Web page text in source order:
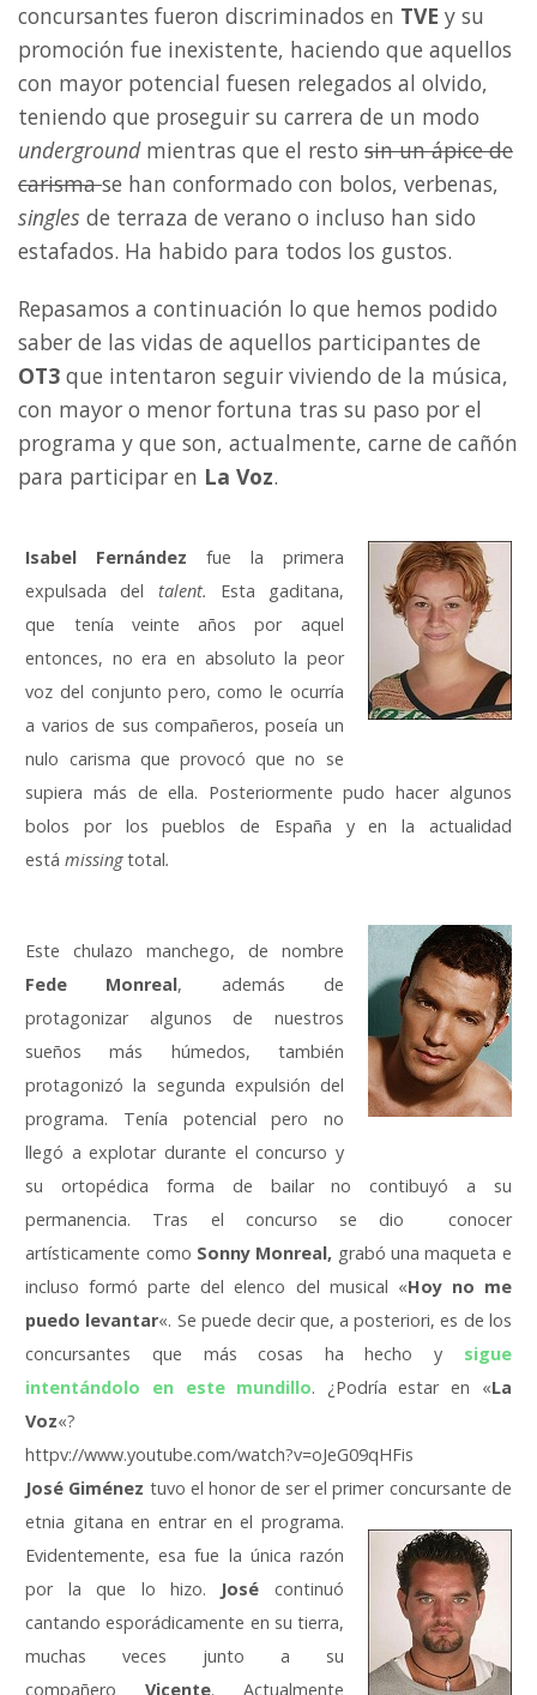
concursantes fueron discriminados en TVE y su
promoción fue inexistente, haciendo que aquellos
con mayor potencial fuesen relegados al olvido,
teniendo que proseguir su carrera de un modo
undergroundmientras que el resto sin un ápice de
carismase han conformado con bolos, verbenas,
singles de terraza de verano o incluso han sido
estafados. Ha habido para todos los gustos.
Repasamos a continuación lo que hemos podido
saber de las vidas de aquellos participantes de
OT3 que intentaron seguir viviendo de la música,
con mayor o menor fortuna tras su paso por el
programa y que son, actualmente, carne de cañón
para participar en La Voz.
Isabel Fernández fue la primera
expulsada del talent. Esta gaditana,
que tenía veinte años por aquel
entonces, no era en absoluto la peor
voz del conjunto pero, como le ocurría
a varios de sus compañeros, poseía un
nulo carisma que provocó que no se
supiera más de ella. Posteriormente pudo hacer algunos
bolos por los pueblos de España y en la actualidad
estámissingtotal.
Este chulazo manchego, de nombre
Fede Monreal, además de
protagonizar algunos de nuestros
sueños más húmedos, también
protagonizó la segunda expulsión del
programa. Tenía potencial pero no
llegó a explotar durante el concurso y
su ortopédica forma de bailar no contibuyó a su
permanencia. Tras el concurso se dio conocer
artísticamente como Sonny Monreal, grabó una maqueta e
incluso formó parte del elenco del musical «Hoy no me
puedo levantar«. Se puede decir que, a posteriori, es de los
concursantes que más cosas ha hecho y
sigue
intentándolo en este mundillo. ¿Podría estar en «La
Voz«?
httpv://www.youtube.com/watch?v=oJeG09qHFis
José Giménez tuvo el honor de ser el primer concursante de
etnia gitana en entrar en el programa.
Evidentemente, esa fue la única razón
por la que lo hizo. José continuó
cantando esporádicamente en su tierra,
muchas veces junto a su
compañero Vicente. Actualmente